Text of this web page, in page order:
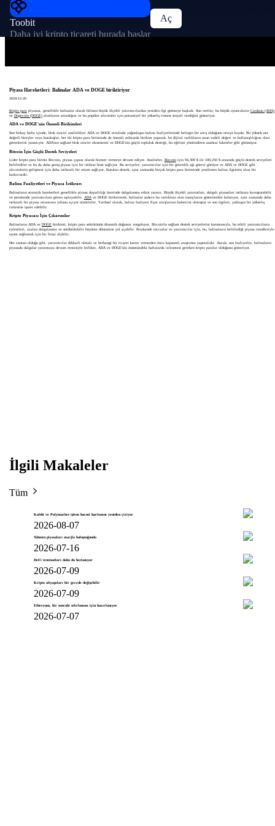
Toobit
Daha iyi kripto ticareti burada başlar
Aç
Piyasa Hareketleri: Balinalar ADA ve DOGE biriktiriyor
2024-12-20
Kripto parapiyasası, genellikle balinalar olarak bilinen büyük ölçekli yatırımcılardan yeniden ilgi görmeye başladı. Son veriler, bu büyük oyuncuların Cardano (ADA)
ve Dogecoin (DOGE)alımlarını artırdığını ve bu popüler altcoinler için potansiyel bir yükseliş ivmesi sinyali verdiğini gösteriyor.
ADA ve DOGE'nin Önemli Birikimleri
Son birkaç hafta içinde, blok zinciri analitikleri ADA ve DOGE etrafında yoğunlaşan balina faaliyetlerinde belirgin bir artış olduğunu ortaya koydu. Bu yüksek net
değerli bireyler veya kuruluşlar, her iki kripto para biriminde de önemli miktarda birikim yaparak, bu dijital varlıkların uzun vadeli değeri ve kullanışlılığına olan
güvenlerini yansıtıyor. ADA'nın sağlam blok zinciri ekosistemi ve DOGE'nin güçlü topluluk desteği, bu eğilimi yönlendiren anahtar faktörler gibi görünüyor.
Bitcoin İçin Güçlü Destek Seviyeleri
Lider kripto para birimi Bitcoin, piyasa çapası olarak hizmet vermeye devam ediyor. Analistler, Bitcoiniçin 94,300 $ ile 100,250 $ arasında güçlü destek seviyeleri
belirlediler ve bu da daha geniş piyasa için bir istikrar hissi sağlıyor. Bu seviyeler, yatırımcılar için bir güvenlik ağı görevi görüyor ve ADA ve DOGE gibi
altcoinlerin gelişmesi için daha istikrarlı bir ortam sağlıyor. Kurulan destek, aynı zamanda birçok kripto para biriminde yenilenen balina ilgisinin olası bir
katkıcısıdır.
Balina Faaliyetleri ve Piyasa İstikrarı
Balinaların stratejik hareketleri genellikle piyasa duyarlılığı üzerinde dalgalanma etkisi yaratır. Büyük ölçekli yatırımları, dalgalı piyasaları istikrara kavuşturabilir
ve perakende yatırımcılara güven aşılayabilir.
ADAve DOGE biriktirerek, balinalar sadece bu varlıklara olan inançlarını göstermekle kalmıyor, aynı zamanda daha
istikrarlı bir piyasa ortamının yolunu açıyor olabilirler. Tarihsel olarak, balina faaliyeti fiyat artışlarının habercisi olmuştur ve son ilgileri, yaklaşan bir yükseliş
ivmesine işaret edebilir.
Kripto Piyasası İçin Çıkarımlar
Balinaların ADA ve DOGEbirikimi, kripto para sektörünün dinamik doğasını vurguluyor. Bitcoin'in sağlam destek seviyelerini korumasıyla, bu etkili yatırımcıların
eylemleri, azalan dalgalanma ve sürdürülebilir büyüme dönemine yol açabilir. Perakende tüccarlar ve yatırımcılar için, bu, balinaların belirlediği piyasa trendleriyle
uyum sağlamak için bir fırsat olabilir.
Her zaman olduğu gibi, yatırımcılar dikkatli olmalı ve herhangi bir ticaret kararı vermeden önce kapsamlı araştırma yapmalıdır. Ancak, son faaliyetler, balinaların
piyasada dalgalar yaratmaya devam etmesiyle birlikte, ADA ve DOGE'nin önümüzdeki haftalarda izlenmesi gereken kripto paralar olduğunu gösteriyor.
İlgili Makaleler
Tüm
Kalshi ve Polymarket işlem hacmi haritasını yeniden çiziyor
2026-08-07
Tahmin piyasaları marjla buluştuğunda
2026-07-16
DeFi teminatları daha da hızlanıyor
2026-07-09
Kripto altyapıları bir gecede değişebilir
2026-07-09
Ethereum, bir sonraki sıfırlaması için hazırlanıyor
2026-07-07